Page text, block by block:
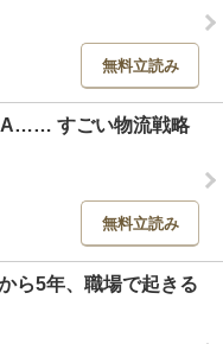
無料立読み
すごい物流戦略
無料立読み
ら5年、職場で起きる